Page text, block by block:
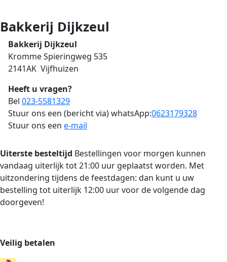
Bakkerij Dijkzeul
Bakkerij Dijkzeul
Kromme Spieringweg 535
2141AK Vijfhuizen
Heeft u vragen?
Bel 023-5581329
Stuur ons een (bericht via) whatsApp:0623179328
Stuur ons een e-mail
Uiterste besteltijd Bestellingen voor morgen kunnen
vandaag uiterlijk tot 21:00 uur geplaatst worden. Met
uitzondering tijdens de feestdagen: dan kunt u uw
bestelling tot uiterlijk 12:00 uur voor de volgende dag
doorgeven!
Veilig betalen